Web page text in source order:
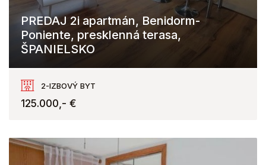
PREDAJ 2i apartmán, Benidorm-
Poniente, presklenná terasa,
ŠPANIELSKO
Poniente, Benidorm
2-IZBOVÝ BYT
125.000,- €